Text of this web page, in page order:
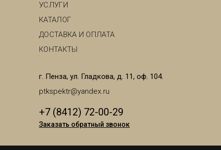
УСЛУГИ
КАТАЛОГ
ДОСТАВКА И ОПЛАТА
КОНТАКТЫ
г. Пенза, ул. Гладкова, д. 11, оф. 104.
ptkspektr@yandex.ru
+7 (8412) 72-00-29
Заказать обратный звонок